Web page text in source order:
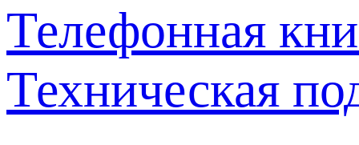
Телефонная
Техническая